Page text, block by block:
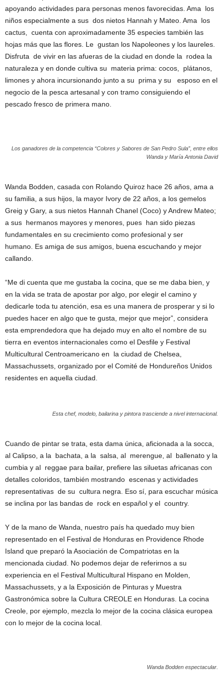
apoyando actividades para personas menos favorecidas. Ama los
niños especialmente a sus dos nietos Hannah y Mateo. Ama los
cactus, cuenta con aproximadamente 35 especies también las
hojas más que las flores. Le gustan los Napoleones y los laureles.
Disfruta de vivir en las afueras de la ciudad en donde la rodea la
naturaleza y en donde cultiva su materia prima: cocos, plátanos,
limones y ahora incursionando junto a su prima y su esposo en el
negocio de la pesca artesanal y con tramo consiguiendo el
pescado fresco de primera mano.
Los ganadores de la competencia “Colores y Sabores de San Pedro Sula”, entre ellos
Wanda y María Antonia David
Wanda Bodden, casada con Rolando Quiroz hace 26 años, ama a
su familia, a sus hijos, la mayor Ivory de 22 años, a los gemelos
Greig y Gary, a sus nietos Hannah Chanel (Coco) y Andrew Mateo;
a sus hermanos mayores y menores, pues han sido piezas
fundamentales en su crecimiento como profesional y ser
humano. Es amiga de sus amigos, buena escuchando y mejor
callando.
“Me di cuenta que me gustaba la cocina, que se me daba bien, y
en la vida se trata de apostar por algo, por elegir el camino y
dedicarle toda tu atención, esa es una manera de prosperar y si lo
puedes hacer en algo que te gusta, mejor que mejor”, considera
esta emprendedora que ha dejado muy en alto el nombre de su
tierra en eventos internacionales como el Desfile y Festival
Multicultural Centroamericano en la ciudad de Chelsea,
Massachussets, organizado por el Comité de Hondureños Unidos
residentes en aquella ciudad.
Esta chef, modelo, bailarina y pintora trasciende a nivel internacional.
Cuando de pintar se trata, esta dama única, aficionada a la socca,
al Calipso, a la bachata, a la salsa, al merengue, al ballenato y la
cumbia y al reggae para bailar, prefiere las siluetas africanas con
detalles coloridos, también mostrando escenas y actividades
representativas de su cultura negra. Eso sí, para escuchar música
se inclina por las bandas de rock en español y el country.
Y de la mano de Wanda, nuestro país ha quedado muy bien
representado en el Festival de Honduras en Providence Rhode
Island que preparó la Asociación de Compatriotas en la
mencionada ciudad. No podemos dejar de referirnos a su
experiencia en el Festival Multicultural Hispano en Molden,
Massachussets, y a la Exposición de Pinturas y Muestra
Gastronómica sobre la Cultura CREOLE en Honduras. La cocina
Creole, por ejemplo, mezcla lo mejor de la cocina clásica europea
con lo mejor de la cocina local.
Wanda Bodden espectacular.